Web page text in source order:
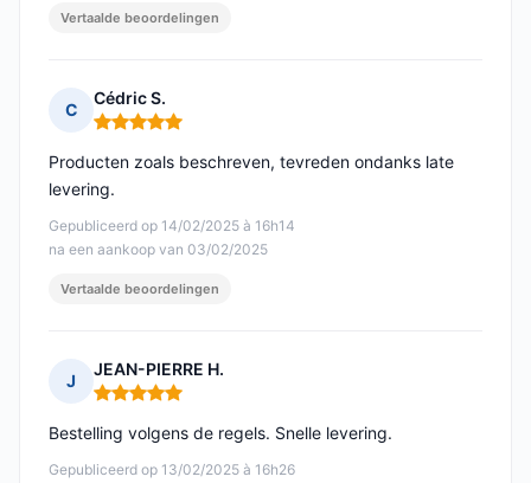
Vertaalde beoordelingen
C
Cédric S.
Opmerking: 5 van 5
Gepubliceerd op 14/02/2025 à 16h14
na een aankoop van 03/02/2025
Producten zoals beschreven, tevreden ondanks late
levering.
Vertaalde beoordelingen
J
JEAN-PIERRE H.
Opmerking: 5 van 5
Gepubliceerd op 13/02/2025 à 16h26
Bestelling volgens de regels. Snelle levering.